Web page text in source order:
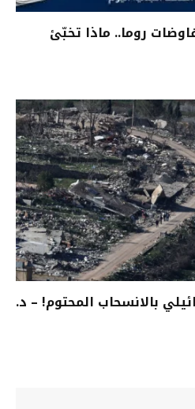
روما.. ماذا تخبّئ
بالانسحاب المحتوم! – د.